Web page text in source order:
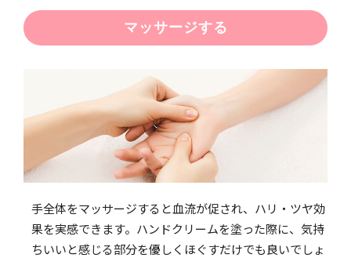
マッサージする
手全体をマッサージすると血流が促され、ハリ・ツヤ効
果を実感できます。ハンドクリームを塗った際に、気持
ちいいと感じる部分を優しくほぐすだけでも良いでしょ